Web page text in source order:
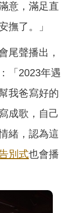
意，滿足直
撫了。」
尾聲播出，
「2023年遇
我爸寫好的
成歌，自己
緒，認為這
別式也會播